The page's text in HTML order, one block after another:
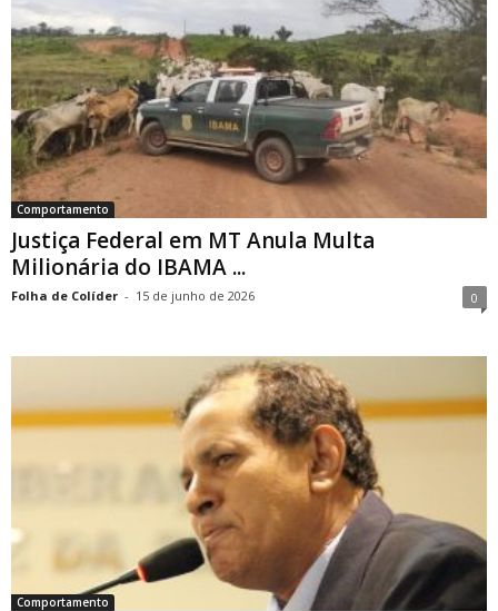
Comportamento
Justiça Federal em MT Anula Multa
Milionária do IBAMA ...
Folha de Colíder - 15 de junho de 2026 0
Comportamento